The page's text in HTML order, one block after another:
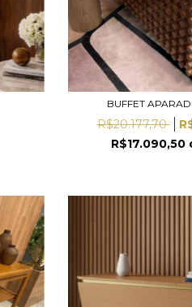
BUFFET
R$20.177,70
R$17.090,50